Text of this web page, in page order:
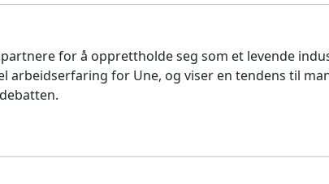
for å opprettholde seg som et levende
arbeidserfaring for Une, og viser en tendens til